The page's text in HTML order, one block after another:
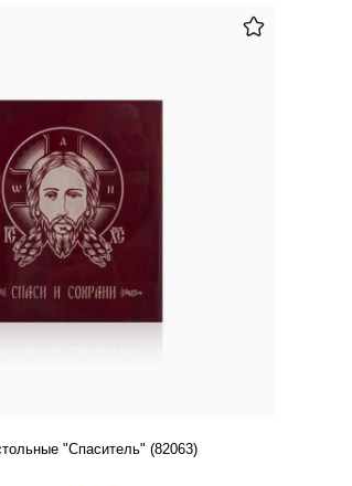
"Спаситель" (82063)